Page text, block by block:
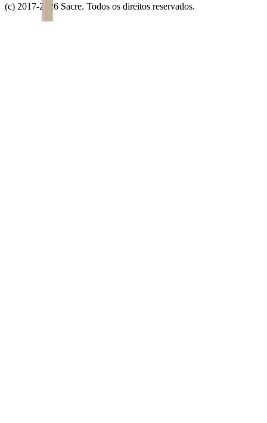
(c) 2017-2026 Sacre. Todos os direitos reservados.